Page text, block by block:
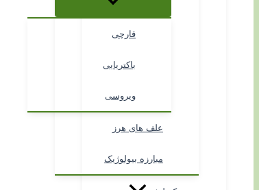
قارچی
باکتریایی
ویروسی
علف های هرز
مبارزه بیولوژیک